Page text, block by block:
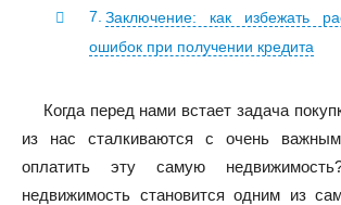
Заключение: как избежать
ошибок при получении кредита
Когда перед нами встает задача
из нас сталкиваются с очень
оплатить эту самую
недвижимость становится одним из